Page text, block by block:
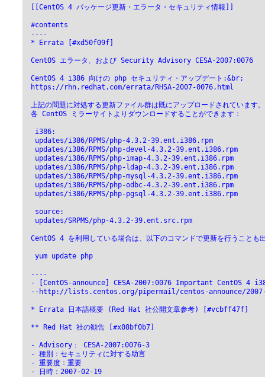
[[CentOS 4 パッケージ更新・エラータ・セキュリティ情報]]
#contents
----
* Errata [#xd50f09f]
CentOS エラータ、および Security Advisory CESA-2007:0076
CentOS 4 i386 向けの php セキュリティ・アップデート:&br;
https://rhn.redhat.com/errata/RHSA-2007-0076.html
上記の問題に対処する更新ファイル群は既にアップロードされています
各 CentOS ミラーサイトよりダウンロードすることができます：
  i386:
  updates/i386/RPMS/php-4.3.2-39.ent.i386.rpm
  updates/i386/RPMS/php-devel-4.3.2-39.ent.i386.rpm
  updates/i386/RPMS/php-imap-4.3.2-39.ent.i386.rpm
  updates/i386/RPMS/php-ldap-4.3.2-39.ent.i386.rpm
  updates/i386/RPMS/php-mysql-4.3.2-39.ent.i386.rpm
  updates/i386/RPMS/php-odbc-4.3.2-39.ent.i386.rpm
  updates/i386/RPMS/php-pgsql-4.3.2-39.ent.i386.rpm
  source:
  updates/SRPMS/php-4.3.2-39.ent.src.rpm
CentOS 4 を利用している場合は、以下のコマンドで更新を行うことも
  yum update php
----
- [CentOS-announce] CESA-2007:0076 Important CentOS 4
--http://lists.centos.org/pipermail/centos-announce/2007-
* Errata 日本語概要 (Red Hat 社公開文章参考) [#vcbff47f]
** Red Hat 社の勧告 [#x08bf0b7]
- Advisory： CESA-2007:0076-3
- 種別：セキュリティに対する助言
- 重要度：重要
- 日時：2007-02-19